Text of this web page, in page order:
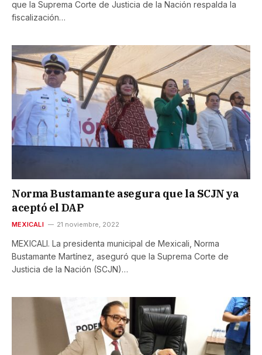
que la Suprema Corte de Justicia de la Nación respalda la
fiscalización…
Norma Bustamante asegura que la SCJN ya
aceptó el DAP
MEXICALI 21 noviembre, 2022
MEXICALI. La presidenta municipal de Mexicali, Norma
Bustamante Martínez, aseguró que la Suprema Corte de
Justicia de la Nación (SCJN)…